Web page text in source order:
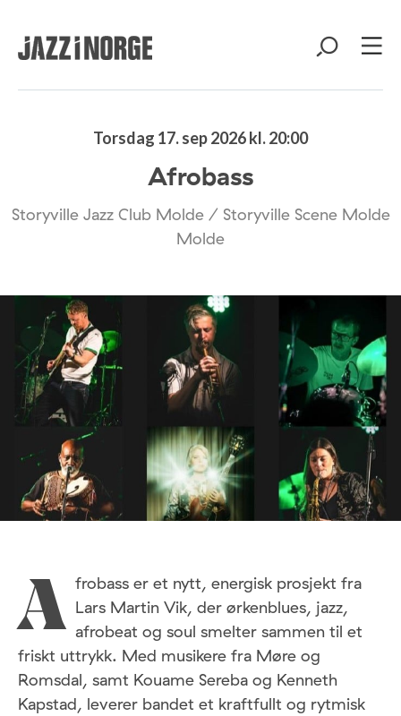
Torsdag 17. sep 2026 kl. 20:00
Afrobass
Storyville Jazz Club Molde / Storyville Scene Molde
Molde
A frobass er et nytt, energisk prosjekt fra
Lars Martin Vik, der ørkenblues, jazz,
afrobeat og soul smelter sammen til et
friskt uttrykk. Med musikere fra Møre og
Romsdal, samt Kouame Sereba og Kenneth
Kapstad, leverer bandet et kraftfullt og rytmisk